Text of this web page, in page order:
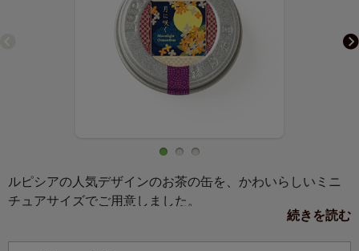
ルピシアの人気デザインのお茶の缶を、かわいらしいミニ
チュアサイズでご用意しました。
マグネットか缶バッジ、お好きな仕様を選んでお使いいた
だけます。
続きを読む